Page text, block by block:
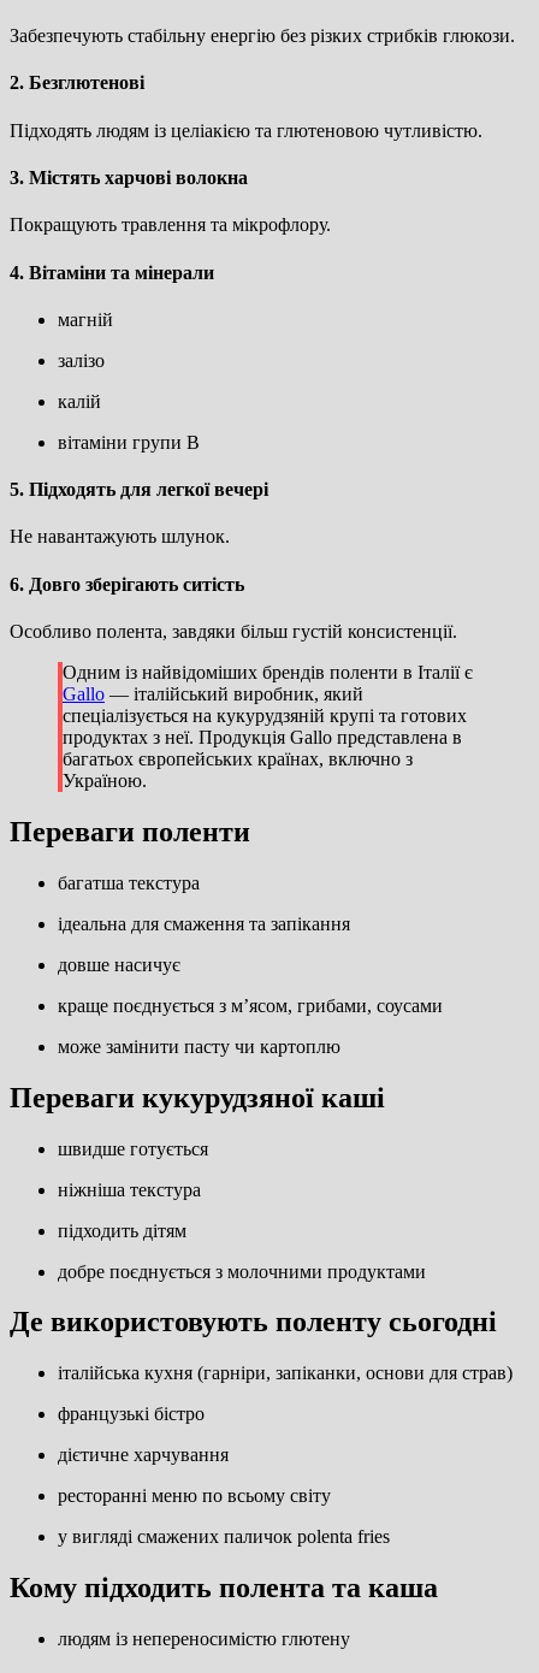
Забезпечують стабільну енергію без різких стрибків глюкози.
2. Безглютенові
Підходять людям із целіакією та глютеновою чутливістю.
3. Містять харчові волокна
Покращують травлення та мікрофлору.
4. Вітаміни та мінерали
магній
залізо
калій
вітаміни групи B
5. Підходять для легкої вечері
Не навантажують шлунок.
6. Довго зберігають ситість
Особливо полента, завдяки більш густій консистенції.
Одним із найвідоміших брендів поленти в Італії є
Gallo — італійський виробник, який
спеціалізується на кукурудзяній крупі та готових
продуктах з неї. Продукція Gallo представлена в
багатьох європейських країнах, включно з
Україною.
Переваги поленти
багатша текстура
ідеальна для смаження та запікання
довше насичує
краще поєднується з м’ясом, грибами, соусами
може замінити пасту чи картоплю
Переваги кукурудзяної каші
швидше готується
ніжніша текстура
підходить дітям
добре поєднується з молочними продуктами
Де використовують поленту сьогодні
італійська кухня (гарніри, запіканки, основи для страв)
французькі бістро
дієтичне харчування
ресторанні меню по всьому світу
у вигляді смажених паличок polenta fries
Кому підходить полента та каша
людям із непереносимістю глютену